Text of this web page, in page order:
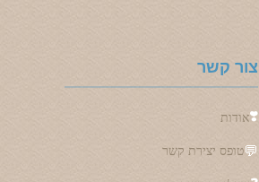
צור קשר
❣️אודות
💬טופס יצירת קשר